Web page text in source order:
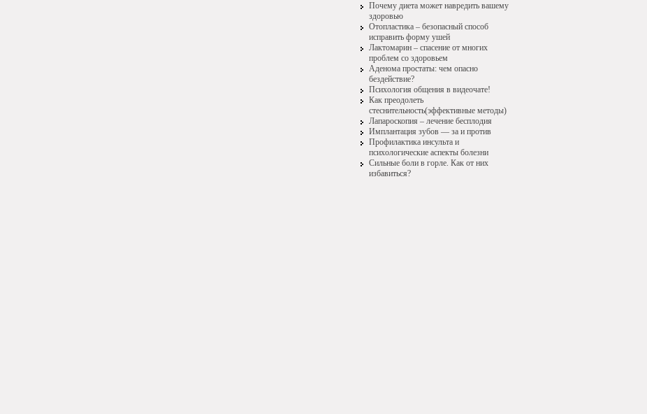
Почему диета может навредить вашему
здоровью
Отопластика – безопасный способ
исправить форму ушей
Лактомарин – спасение от многих
проблем со здоровьем
Аденома простаты: чем опасно
бездействие?
Психология общения в видеочате!
Как преодолеть
стеснительность(эффективные методы)
Лапароскопия – лечение бесплодия
Имплантация зубов — за и против
Профилактика инсульта и
психологические аспекты болезни
Сильные боли в горле. Как от них
избавиться?